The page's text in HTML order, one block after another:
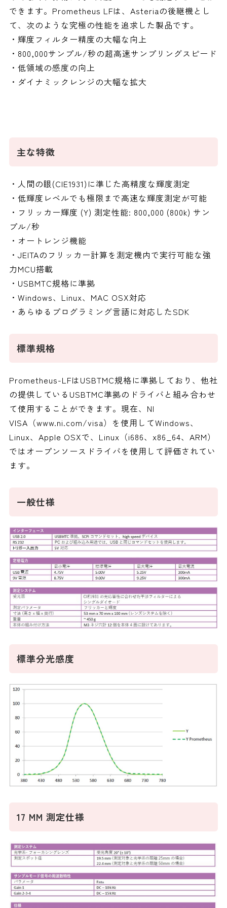
できます。Prometheus LFは、Asteriaの後継機とし
て、次のような究極の性能を追求した製品です。
・輝度フィルター精度の大幅な向上
・800,000サンプル/秒の超高速サンプリングスピード
・低領域の感度の向上
・ダイナミックレンジの大幅な拡大
主な特徴
・人間の眼(CIE1931)に準じた高精度な輝度測定
・低輝度レベルでも極限まで高速な輝度測定が可能
・フリッカー輝度 (Y) 測定性能: 800,000 (800k) サン
プル/秒
・オートレンジ機能
・JEITAのフリッカー計算を測定機内で実行可能な強
力MCU搭載
・USBMTC規格に準拠
・Windows、Linux、MAC OSX対応
・あらゆるプログラミング言語に対応したSDK
標準規格
Prometheus-LFはUSBTMC規格に準拠しており、他社
の提供しているUSBTMC準拠のドライバと組み合わせ
て使用することができます。現在、NI
VISA（www.ni.com/visa）を使用してWindows、
Linux、Apple OSXで、Linux（i686、x86_64、ARM）
ではオープンソースドライバを使用して評価されてい
ます。
一般仕様
標準分光感度
17 MM 測定仕様